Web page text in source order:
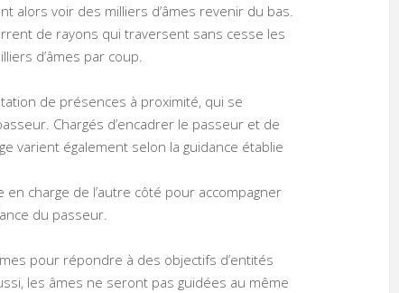
alors voir des milliers d’âmes revenir du bas.
de rayons qui traversent sans cesse les
d’âmes par coup.
de présences à proximité, qui se
Chargés d’encadrer le passeur et de
varient également selon la guidance établie
charge de l’autre côté pour accompagner
du passeur.
pour répondre à des objectifs d’entités
les âmes ne seront pas guidées au même